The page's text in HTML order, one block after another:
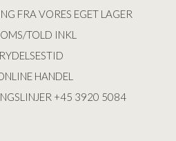
FRA VORES EGET LAGER
TOLD INKL
HANDEL
+45 3920 5084